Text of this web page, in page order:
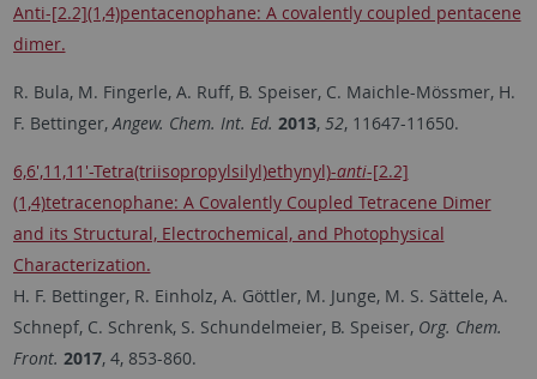
Anti-[2.2](1,4)pentacenophane: A covalently coupled pentacene
dimer.
R. Bula, M. Fingerle, A. Ruff, B. Speiser, C. Maichle-Mössmer, H.
F. Bettinger,Angew. Chem. Int. Ed. 2013, 52, 11647-11650.
6,6',11,11'-Tetra(triisopropylsilyl)ethynyl)-anti-[2.2]
(1,4)tetracenophane: A Covalently Coupled Tetracene Dimer
and its Structural, Electrochemical, and Photophysical
Characterization.
H. F. Bettinger, R. Einholz, A. Göttler, M. Junge, M. S. Sättele, A.
Schnepf, C. Schrenk, S. Schundelmeier, B. Speiser, Org. Chem.
Front. 2017, 4, 853-860.